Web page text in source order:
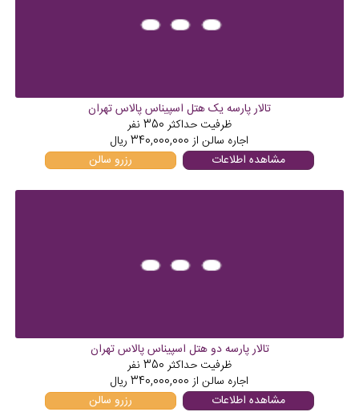
تالار پارسه یک هتل اسپیناس پالاس تهران
ظرفیت حداکثر 350 نفر
اجاره سالن از340,000,000 ریال
مشاهده اطلاعات
رزرو سالن
تالار پارسه دو هتل اسپیناس پالاس تهران
ظرفیت حداکثر 350 نفر
اجاره سالن از340,000,000 ریال
مشاهده اطلاعات
رزرو سالن